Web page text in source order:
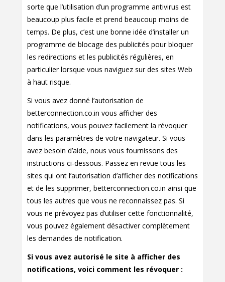
sorte que l’utilisation d’un programme antivirus est
beaucoup plus facile et prend beaucoup moins de
temps. De plus, c’est une bonne idée d’installer un
programme de blocage des publicités pour bloquer
les redirections et les publicités régulières, en
particulier lorsque vous naviguez sur des sites Web
à haut risque.
Si vous avez donné l’autorisation de
betterconnection.co.in vous afficher des
notifications, vous pouvez facilement la révoquer
dans les paramètres de votre navigateur. Si vous
avez besoin d’aide, nous vous fournissons des
instructions ci-dessous. Passez en revue tous les
sites qui ont l’autorisation d’afficher des notifications
et de les supprimer, betterconnection.co.in ainsi que
tous les autres que vous ne reconnaissez pas. Si
vous ne prévoyez pas d’utiliser cette fonctionnalité,
vous pouvez également désactiver complètement
les demandes de notification.
Si vous avez autorisé le site à afficher des
notifications, voici comment les révoquer :